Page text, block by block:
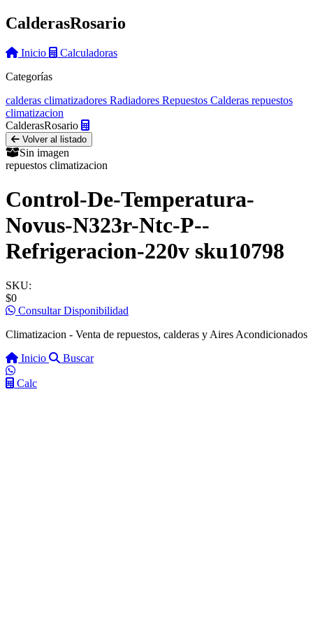
CalderasRosario
Inicio
Calculadoras
Categorías
calderas climatizadores Radiadores Repuestos Calderas repuestos
climatizacion
CalderasRosario
Volver al listado
Sin imagen
repuestos climatizacion
Control-De-Temperatura-
Novus-N323r-Ntc-P--
Refrigeracion-220v sku10798
SKU:
$0
Consultar Disponibilidad
Climatizacion - Venta de repuestos, calderas y Aires Acondicionados
Inicio
Buscar
Calc